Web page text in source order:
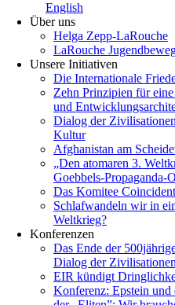
English
Über uns
Helga Zepp-LaRouche
LaRouche
Unsere Initiativen
Die Internationale
­Zehn Prinzipien für
und
Dialog der
Kultur
Afghanistan am
„Den atomaren 3.
Goebbels-Propaganda-
Das Komitee
Schlafwandeln wir in
Weltkrieg?
Konferenzen
Das Ende der
Dialog der
EIR kündigt
Konferenz: Epstein und